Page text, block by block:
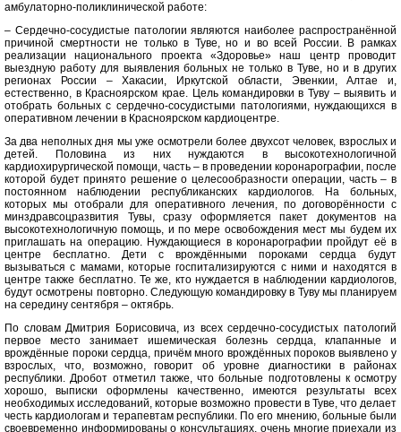
амбулаторно-поликлинической работе:
– Сердечно-сосудистые патологии являются наиболее распространённой
причиной смертности не только в Туве, но и во всей России. В рамках
реализации национального проекта «Здоровье» наш центр проводит
выездную работу для выявления больных не только в Туве, но и в других
регионах России – Хакасии, Иркутской области, Эвенкии, Алтае и,
естественно, в Красноярском крае. Цель командировки в Туву – выявить и
отобрать больных с сердечно-сосудистыми патологиями, нуждающихся в
оперативном лечении в Красноярском кардиоцентре.
За два неполных дня мы уже осмотрели более двухсот человек, взрослых и
детей. Половина из них нуждаются в высокотехнологичной
кардиохирургической помощи, часть – в проведении коронарографии, после
которой будет принято решение о целесообразности операции, часть – в
постоянном наблюдении республиканских кардиологов. На больных,
которых мы отобрали для оперативного лечения, по договорённости с
минздравсоцразвития Тувы, сразу оформляется пакет документов на
высокотехнологичную помощь, и по мере освобождения мест мы будем их
приглашать на операцию. Нуждающиеся в коронарографии пройдут её в
центре бесплатно. Дети с врождёнными пороками сердца будут
вызываться с мамами, которые госпитализируются с ними и находятся в
центре также бесплатно. Те же, кто нуждается в наблюдении кардиологов,
будут осмотрены повторно. Следующую командировку в Туву мы планируем
на середину сентября – октябрь.
По словам Дмитрия Борисовича, из всех сердечно-сосудистых патологий
первое место занимает ишемическая болезнь сердца, клапанные и
врождённые пороки сердца, причём много врождённых пороков выявлено у
взрослых, что, возможно, говорит об уровне диагностики в районах
республики. Дробот отметил также, что больные подготовлены к осмотру
хорошо, выписки оформлены качественно, имеются результаты всех
необходимых исследований, которые возможно провести в Туве, что делает
честь кардиологам и терапевтам республики. По его мнению, больные были
своевременно информированы о консультациях, очень многие приехали из